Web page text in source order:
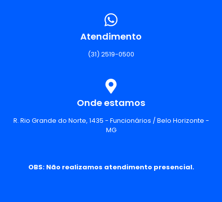
Atendimento
(31) 2519-0500
Onde estamos
R. Rio Grande do Norte, 1435 - Funcionários / Belo Horizonte -
MG
OBS: Não realizamos atendimento presencial.